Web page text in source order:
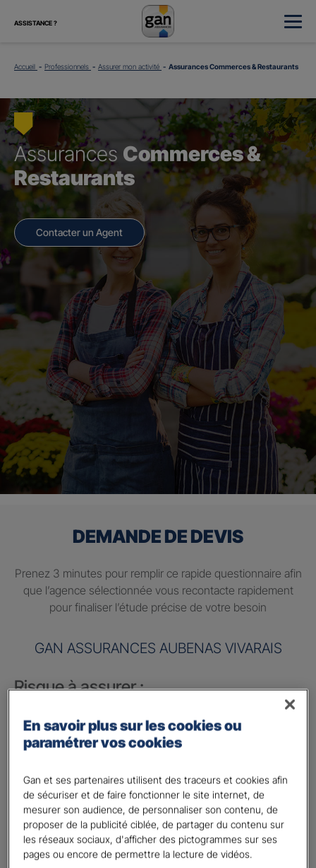
ASSISTANCE ?
Accueil Professionnels Assurer mon activité Assurances Commerces & Restaurants
Assurances Commerces &
Restaurants
Contacter un Agent
DEMANDE DE DEVIS
Prenez 3 minutes pour remplir ce rapide questionnaire afin
que l’agence sélectionnée vous recontacte rapidement
pour finaliser l’étude précise de votre besoin
GAN ASSURANCES AUBENAS VIVARAIS
Risque à assurer :
Nom de société (Raison sociale)
Activité*
Indiquez l'activité professionnelle de votre entreprise
Chiffre d'affaires annuel
En savoir plus sur les cookies ou
paramétrer vos cookies
Gan et ses partenaires utilisent des traceurs et cookies afin
de sécuriser et de faire fonctionner le site internet, de
mesurer son audience, de personnaliser son contenu, de
proposer de la publicité ciblée, de partager du contenu sur
les réseaux sociaux, d'afficher des pictogrammes sur ses
pages ou encore de permettre la lecture de vidéos.